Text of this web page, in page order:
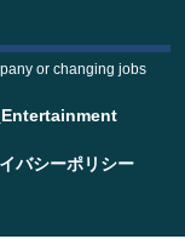
or changing jobs
バシーポリシー